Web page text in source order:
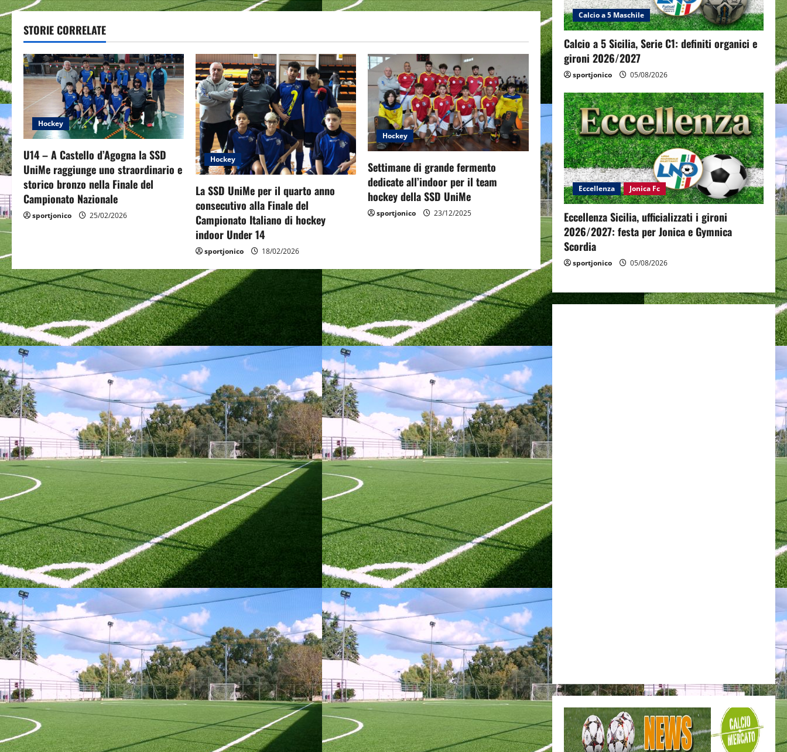
t
n
a
v
i
g
a
t
i
STORIE CORRELATE
Hockey
U14 – A Castello d’Agogna la SSD
UniMe raggiunge uno straordinario e
storico bronzo nella Finale del
Campionato Nazionale
sportjonico 25/02/2026
Hockey
La SSD UniMe per il quarto anno
consecutivo alla Finale del
Campionato Italiano di hockey
indoor Under 14
sportjonico 18/02/2026
Hockey
Settimane di grande fermento
dedicate all’indoor per il team
hockey della SSD UniMe
sportjonico 23/12/2025
Calcio a 5 Maschile
Calcio a 5 Sicilia, Serie C1: definiti organici e
gironi 2026/2027
sportjonico 05/08/2026
Eccellenza Jonica Fc
Eccellenza Sicilia, ufficializzati i gironi
2026/2027: festa per Jonica e Gymnica
Scordia
sportjonico 05/08/2026